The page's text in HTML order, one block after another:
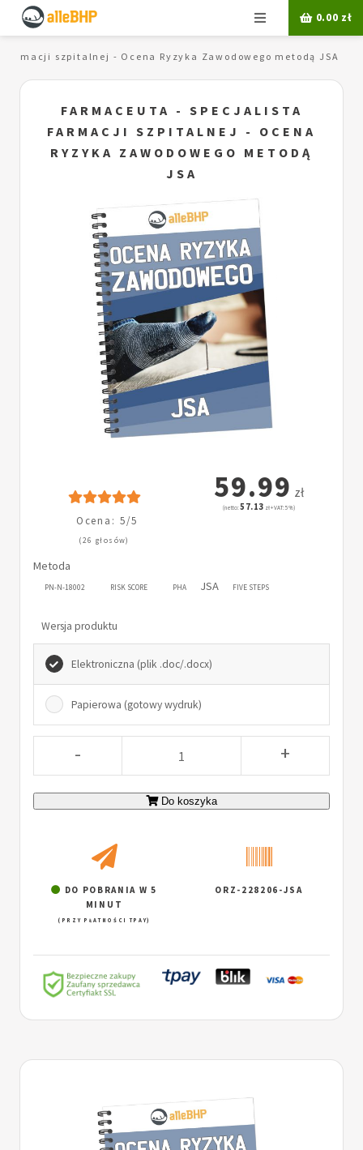
Menu 0.00 zł
szpitalnej - Ocena Ryzyka Zawodowego metodą JSA
FARMACEUTA - SPECJALISTA
FARMACJI SZPITALNEJ - OCENA
RYZYKA ZAWODOWEGO METODĄ
JSA
Ocena: 5/5
(26 głosów)
59.99 zł
(netto:57.13 zł + VAT: 5%)
Metoda
PN-N-18002 RISK SCORE PHA JSA FIVE STEPS
Wersja produktu
Elektroniczna (plik .doc/.docx)
Papierowa (gotowy wydruk)
- +
Do koszyka
DO POBRANIA W 5
MINUT
(PRZY PŁATNOŚCI TPAY)
ORZ-228206-JSA